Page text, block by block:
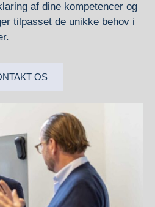
af dine kompetencer og
tilpasset de unikke behov i
OS